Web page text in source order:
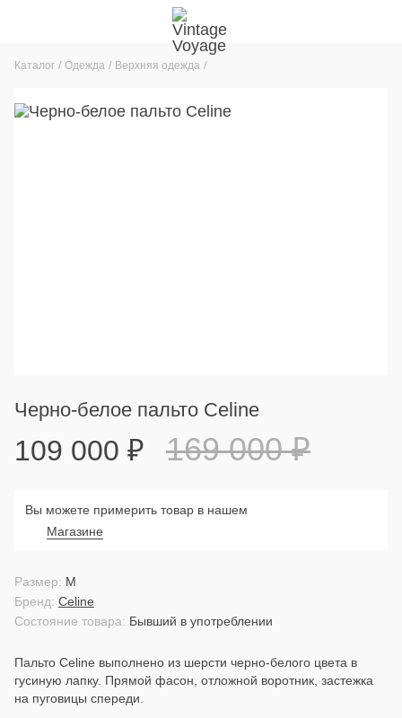
Каталог Одежда Верхняя одежда
Черно-белое пальто Celine
109 000 ₽ 169 000₽
Вы можете примерить товар в нашем
Магазине
Состояние товара: Бывший в употреблении
Бренд: Celine
Размер: M
Пальто Celine выполнено из шерсти черно-белого цвета в
гусиную лапку. Прямой фасон, отложной воротник, застежка
на пуговицы спереди.